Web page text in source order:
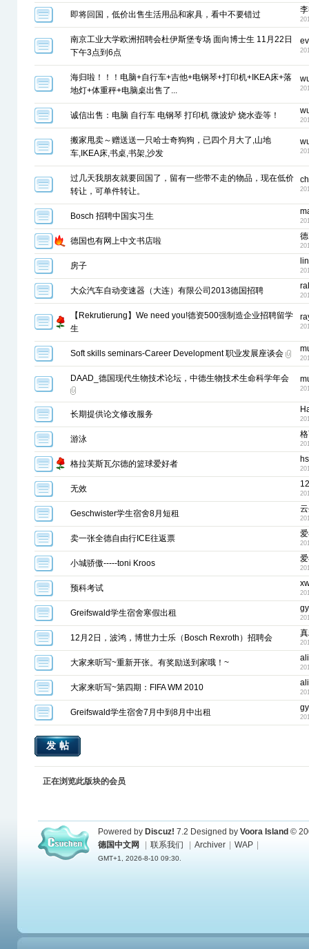
即将回国，低价出售生活用品和家具，看中不要错过
南京工业大学欧洲招聘会杜伊斯堡专场 面向博士生 11月22日
下午3点到6点
海归啦！！！电脑+自行车+吉他+电钢琴+打印机+IKEA床+落
地灯+体重秤+电脑桌出售了...
诚信出售：电脑 自行车 电钢琴 打印机 微波炉 烧水壶等！
搬家甩卖～赠送送一只哈士奇狗狗，已四个月大了,山地
车,IKEA床,书桌,书架,沙发
过几天我朋友就要回国了，留有一些带不走的物品，现在低价
转让，可单件转让。
Bosch 招聘中国实习生
德国也有网上中文书店啦
房子
大众汽车自动变速器（大连）有限公司2013德国招聘
【Rekrutierung】We need you!德资500强制造企业招聘留学
生
Soft skills seminars-Career Development 职业发展座谈会
DAAD_德国现代生物技术论坛，中德生物技术生命科学年会
长期提供论文修改服务
游泳
格拉芙斯瓦尔德的篮球爱好者
无效
Geschwister学生宿舍8月短租
卖一张全德自由行ICE往返票
小城骄傲-----toni Kroos
预科考试
Greifswald学生宿舍寒假出租
12月2日，波鸿，博世力士乐（Bosch Rexroth）招聘会
大家来听写~重新开张。有奖励送到家哦！~
大家来听写~第四期：FIFA WM 2010
Greifswald学生宿舍7月中到8月中出租
发帖
正在浏览此版块的会员
Powered by Discuz! 7.2 Designed by Voora Island ©
德国中文网
联系我们 Archiver WAP
GMT+1, 2026-8-10 09:30.